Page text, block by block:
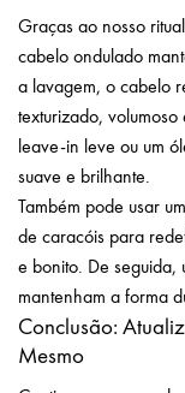
Graças ao nosso
cabelo ondulado
a lavagem, o cabelo
texturizado,
leave-in leve ou um
suave e brilhante.
Também pode usar
de caracóis para
e bonito. De seguida,
mantenham a forma
Conclusão:
Mesmo